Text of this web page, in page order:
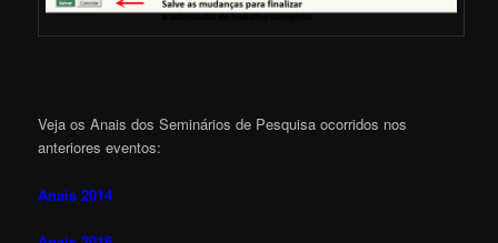
Veja os Anais dos Seminários de Pesquisa ocorridos nos
anteriores eventos:
Anais 2014